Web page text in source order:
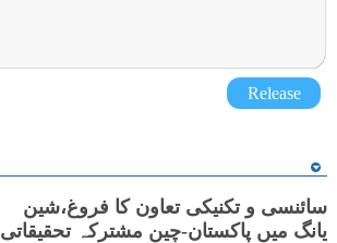
Release
سائنسی و تکنیکی تعاون کا فروغ،شین
یانگ میں پاکستان-چین مشترکہ تحقیقاتی